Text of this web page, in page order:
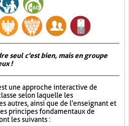
seul c'est bien, mais en groupe
!
une approche interactive de
selon laquelle les
autres, ainsi que de l'enseignant et
principes fondamentaux de
les suivants :